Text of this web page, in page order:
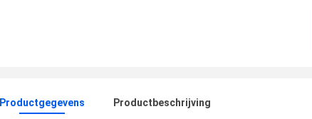
Productgegevens Productbeschrijving